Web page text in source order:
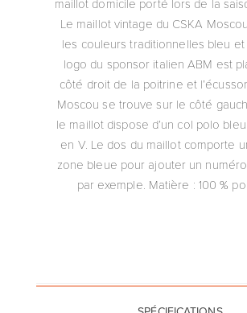
maillot domicile porté lors de la
Le maillot vintage du CSKA
les couleurs traditionnelles bleu
logo du sponsor italien ABM est
côté droit de la poitrine et
Moscou se trouve sur le côté
le maillot dispose d’un col polo
en V. Le dos du maillot comporte
zone bleue pour ajouter un
par exemple. Matière : 100 %